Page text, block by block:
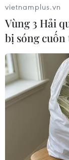
vietnamplus.vn
Vùng 3 Hải
bị sóng